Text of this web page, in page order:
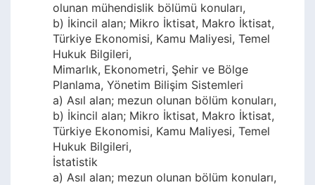
olunan mühendislik bölümü konuları,
b) İkincil alan; Mikro İktisat, Makro İktisat,
Türkiye Ekonomisi, Kamu Maliyesi, Temel
Hukuk Bilgileri,
Mimarlık, Ekonometri, Şehir ve Bölge
Planlama, Yönetim Bilişim Sistemleri
a) Asıl alan; mezun olunan bölüm konuları,
b) İkincil alan; Mikro İktisat, Makro İktisat,
Türkiye Ekonomisi, Kamu Maliyesi, Temel
Hukuk Bilgileri,
İstatistik
a) Asıl alan; mezun olunan bölüm konuları,